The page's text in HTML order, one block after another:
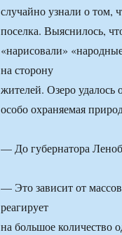
случайно узнали о том,
поселка. Выяснилось,
«нарисовали»
на сторону
жителей. Озеро удалось
особо охраняемая
— До губернатора
— Это зависит от
реагирует
на большое